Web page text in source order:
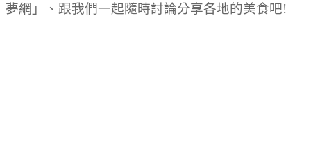
夢網」、跟我們一起隨時討論分享各地的美食吧!